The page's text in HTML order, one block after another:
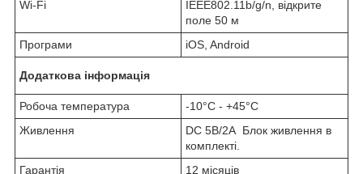
Wi-Fi
IEEE802.11b/g/n, відкрите
поле 50 м
Програми
iOS, Android
Додаткова інформація
Робоча температура
-10°C - +45°C
Живлення
DC 5В/2A Блок живлення в
комплекті.
Гарантія
12 місяців